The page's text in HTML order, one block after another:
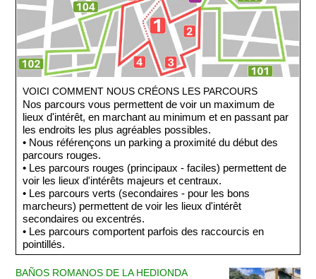
VOICI COMMENT NOUS CRÉONS LES PARCOURS
Nos parcours vous permettent de voir un maximum de
lieux d'intérêt, en marchant au minimum et en passant par
les endroits les plus agréables possibles.
• Nous référençons un parking a proximité du début des
parcours rouges.
• Les parcours rouges (principaux - faciles) permettent de
voir les lieux d'intérêts majeurs et centraux.
• Les parcours verts (secondaires - pour les bons
marcheurs) permettent de voir les lieux d'intérêt
secondaires ou excentrés.
• Les parcours comportent parfois des raccourcis en
pointillés.
BAÑOS ROMANOS DE LA HEDIONDA